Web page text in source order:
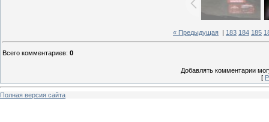
« Предыдущая 183 184 185
Всего комментариев: 0
Добавлять комментарии
[
Полная версия сайта